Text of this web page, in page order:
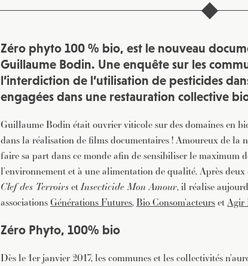
Zéro phyto 100 % bio, est le nouveau
Guillaume Bodin. Une enquête sur les
l’interdiction de l’utilisation de pesticides
engagées dans une restauration collective
Guillaume Bodin était ouvrier viticole sur des domaines en
dans la réalisation de films documentaires ! Amoureux de la
faire sa part dans ce monde afin de sensibiliser le maximum
l’environnement et à une alimentation de qualité. Après
Clef des TerroirsetInsecticide Mon Amour, il réalise
associationsGénérations Futures,Bio Consom’acteursetAgir
Zéro Phyto, 100% bio
Dès le 1er janvier 2017, les communes et les collectivités
Pour recevoir toutes les deux
sélection d’articles …